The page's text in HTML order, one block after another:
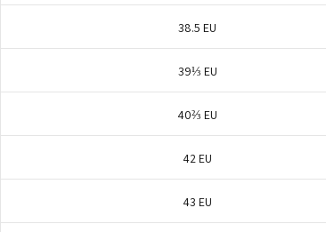
38.5 EU
39⅓ EU
40⅔ EU
42 EU
43 EU